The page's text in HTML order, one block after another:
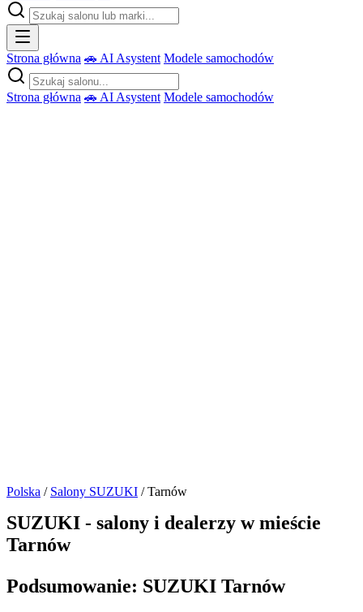
Strona główna 🚗 AI Asystent Modele samochodów
Strona główna 🚗 AI Asystent Modele samochodów
Polska / Salony SUZUKI / Tarnów
SUZUKI - salony i dealerzy w mieście
Tarnów
Podsumowanie: SUZUKI Tarnów